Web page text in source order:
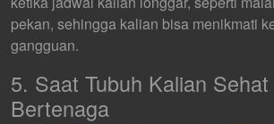
pekan, sehingga kalian bisa menikmati
gangguan.
5. Saat Tubuh Kalian
Bertenaga